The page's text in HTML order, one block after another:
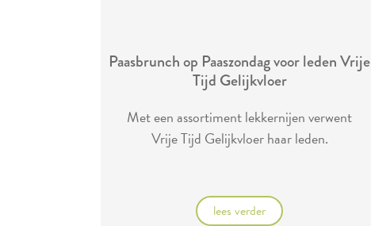
Paasbrunch op Paaszondag voor leden Vrije
Tijd Gelijkvloer
Met een assortiment lekkernijen verwent
Vrije Tijd Gelijkvloer haar leden.
lees verder